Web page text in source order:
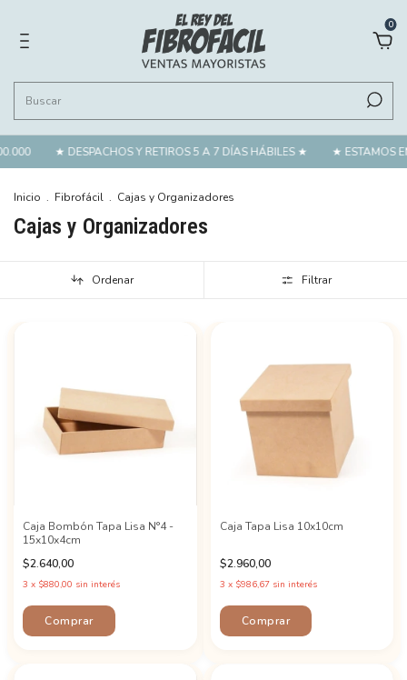
0
Y RETIROS 5 A 7 DÍAS HÁBILES ★ ★ ESTAMOS EN CABA,
Inicio . Fibrofácil . Cajas y Organizadores
Cajas y Organizadores
Ordenar Filtrar
Caja Bombón Tapa Lisa N°4 -
15x10x4cm
$2.640,00
3 x $880,00 sin interés
Caja Tapa Lisa 10x10cm
$2.960,00
3 x $986,67 sin interés